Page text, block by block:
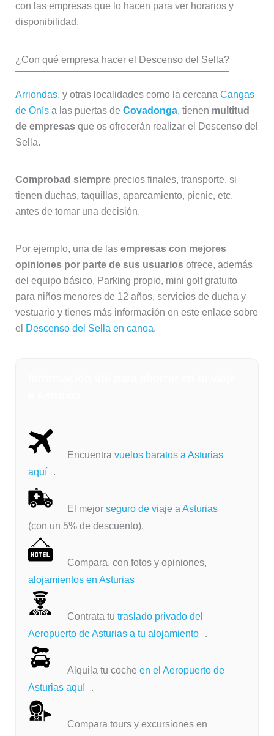
con las empresas que lo hacen para ver horarios y
disponibilidad.
¿Con qué empresa hacer el Descenso del Sella?
Arriondas, y otras localidades como la cercana Cangas
de Onísa las puertas de Covadonga, tienen multitud
de empresasque os ofrecerán realizar el Descenso del
Sella.
Comprobad siempreprecios finales, transporte, si
tienen duchas, taquillas, aparcamiento, picnic, etc.
antes de tomar una decisión.
Por ejemplo, una de las empresas con mejores
opiniones por parte de sus usuariosofrece, además
del equipo básico, Parking propio, mini golf gratuito
para niños menores de 12 años, servicios de ducha y
vestuario y tienes más información en este enlace sobre
el
Descenso del Sella en canoa.
Encuentra vuelos baratos a Asturias
aquí
.
El mejor seguro de viaje a Asturias
(con un 5% de descuento).
Compara, con fotos y opiniones,
alojamientos en Asturias
Contrata tu traslado privado del
Aeropuerto de Asturias a tu alojamiento
.
Alquila tu coche en el Aeropuerto de
Asturias aquí
.
Compara tours y excursiones en